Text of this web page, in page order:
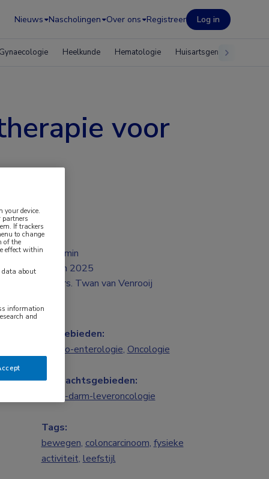
Nieuws Nascholingen Over ons Registreer Log in
Heelkunde Hematologie Huisartsgeneeskunde
voor
2 min
jun 2025
Drs. Twan van Venrooij
Vakgebieden:
Gastro-enterologie, Oncologie
Aandachtsgebieden:
Maag-darm-leveroncologie
Tags:
bewegen, coloncarcinoom, fysieke
activiteit, leefstijl
device.
partners
If trackers
to change
of the
effect within
data about
information
and